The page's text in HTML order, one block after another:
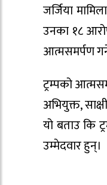
जर्जिया
उनका १८
आत्मसमर्पण
ट्रम्पको
अभियुक्त,
यो बताउ कि
उम्मेदवार हुन्।